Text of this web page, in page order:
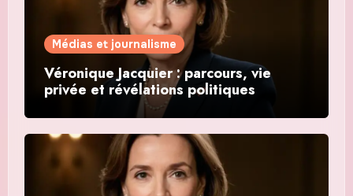
Médias et journalisme
Véronique Jacquier : parcours, vie
privée et révélations politiques